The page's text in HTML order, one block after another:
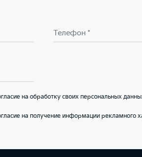
Телефон *
на обработку своих персональных
на получение информации рекламного